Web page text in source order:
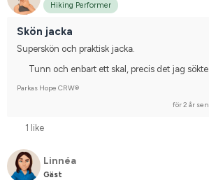
Hiking Performer
Skön jacka
Superskön och praktisk jacka.
Tunn och enbart ett skal, precis det jag sökte
Parkas Hope CRW®
för 2 år sen
1 like
Linnéa
Gäst